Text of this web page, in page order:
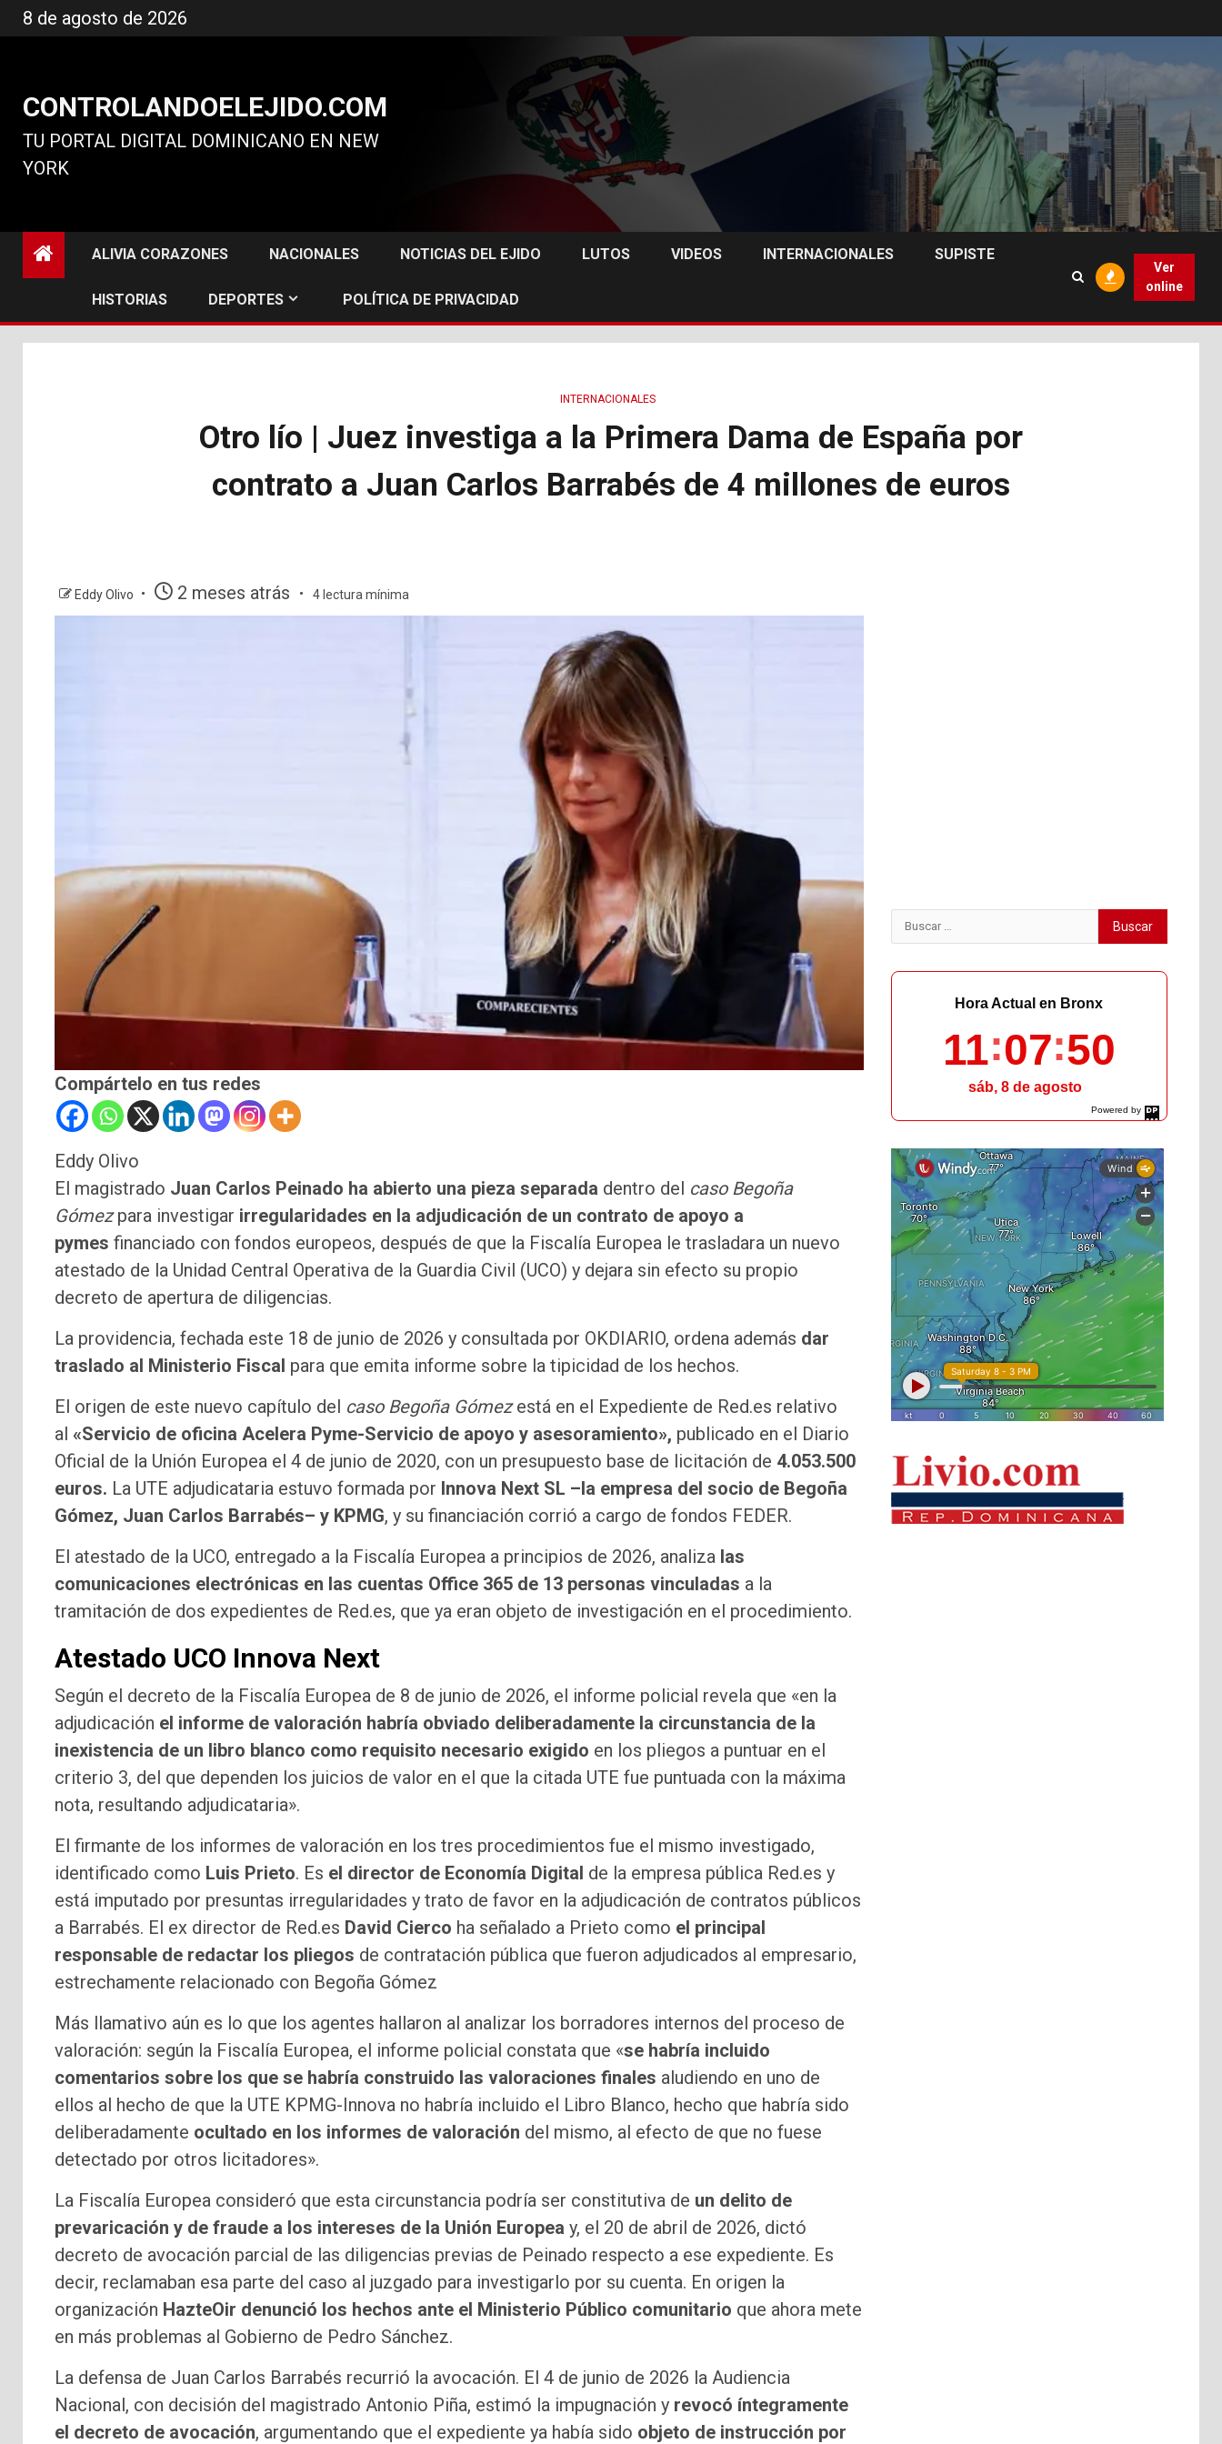
al
8 de agosto de 2026
CONTROLANDOELEJIDO.COM
TU PORTAL DIGITAL DOMINICANO EN NEW
YORK
ALIVIA CORAZONES NACIONALES NOTICIAS DEL EJIDO LUTOS VIDEOS INTERNACIONALES SUPISTE
HISTORIAS DEPORTES POLÍTICA DE PRIVACIDAD
Ver
online
INTERNACIONALES
Otro lío | Juez investiga a la Primera Dama de España por
contrato a Juan Carlos Barrabés de 4 millones de euros
Eddy Olivo 2 meses atrás 4 lectura mínima
Compártelo en tus redes
Eddy Olivo
El magistrado Juan Carlos Peinado ha abierto una pieza separada dentro del caso Begoña
Gómezpara investigar irregularidades en la adjudicación de un contrato de apoyo a
pymes financiado con fondos europeos, después de que la Fiscalía Europea le trasladara un nuevo
atestado de la Unidad Central Operativa de la Guardia Civil (UCO) y dejara sin efecto su propio
decreto de apertura de diligencias.
La providencia, fechada este 18 de junio de 2026 y consultada por OKDIARIO, ordena además dar
traslado al Ministerio Fiscal para que emita informe sobre la tipicidad de los hechos.
El origen de este nuevo capítulo del caso Begoña Gómezestá en el Expediente de Red.es relativo
al «Servicio de oficina Acelera Pyme-Servicio de apoyo y asesoramiento», publicado en el Diario
Oficial de la Unión Europea el 4 de junio de 2020, con un presupuesto base de licitación de 4.053.500
euros. La UTE adjudicataria estuvo formada por Innova Next SL –la empresa del socio de Begoña
Gómez, Juan Carlos Barrabés– y KPMG, y su financiación corrió a cargo de fondos FEDER.
El atestado de la UCO, entregado a la Fiscalía Europea a principios de 2026, analiza las
comunicaciones electrónicas en las cuentas Office 365 de 13 personas vinculadas a la
tramitación de dos expedientes de Red.es, que ya eran objeto de investigación en el procedimiento.
Atestado UCO Innova Next
Según el decreto de la Fiscalía Europea de 8 de junio de 2026, el informe policial revela que «en la
adjudicación el informe de valoración habría obviado deliberadamente la circunstancia de la
inexistencia de un libro blanco como requisito necesario exigido en los pliegos a puntuar en el
criterio 3, del que dependen los juicios de valor en el que la citada UTE fue puntuada con la máxima
nota, resultando adjudicataria».
El firmante de los informes de valoración en los tres procedimientos fue el mismo investigado,
identificado como Luis Prieto. Es el director de Economía Digital de la empresa pública Red.es y
está imputado por presuntas irregularidades y trato de favor en la adjudicación de contratos públicos
a Barrabés. El ex director de Red.es David Cierco ha señalado a Prieto como el principal
responsable de redactar los pliegos de contratación pública que fueron adjudicados al empresario,
estrechamente relacionado con Begoña Gómez
Más llamativo aún es lo que los agentes hallaron al analizar los borradores internos del proceso de
valoración: según la Fiscalía Europea, el informe policial constata que «se habría incluido
comentarios sobre los que se habría construido las valoraciones finales aludiendo en uno de
ellos al hecho de que la UTE KPMG-Innova no habría incluido el Libro Blanco, hecho que habría sido
deliberadamente ocultado en los informes de valoración del mismo, al efecto de que no fuese
detectado por otros licitadores».
La Fiscalía Europea consideró que esta circunstancia podría ser constitutiva de un delito de
prevaricación y de fraude a los intereses de la Unión Europea y, el 20 de abril de 2026, dictó
decreto de avocación parcial de las diligencias previas de Peinado respecto a ese expediente. Es
decir, reclamaban esa parte del caso al juzgado para investigarlo por su cuenta. En origen la
organización HazteOir denunció los hechos ante el Ministerio Público comunitario que ahora mete
en más problemas al Gobierno de Pedro Sánchez.
La defensa de Juan Carlos Barrabés recurrió la avocación. El 4 de junio de 2026 la Audiencia
Nacional, con decisión del magistrado Antonio Piña, estimó la impugnación y revocó íntegramente
el decreto de avocación, argumentando que el expediente ya había sido objeto de instrucción por
Buscar:
Powered by
DaysPedia.com
Hora Actual en Bronx
11 07 52
sáb, 8 de agosto